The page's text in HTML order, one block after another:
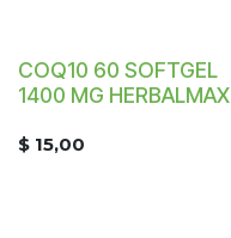
COQ10 60 SOFTGEL
1400 MG HERBALMAX
$ 15,00